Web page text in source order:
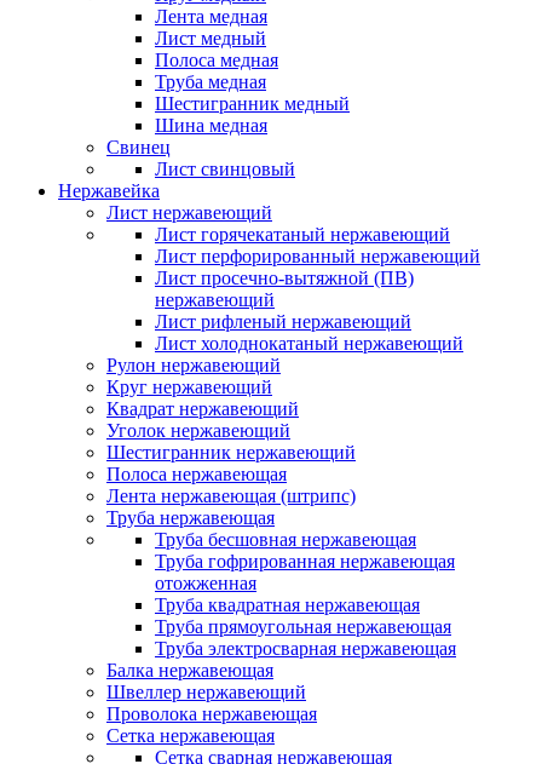
Лента медная
Лист медный
Полоса медная
Труба медная
Шестигранник медный
Шина медная
Свинец
Лист свинцовый
Нержавейка
Лист нержавеющий
Лист горячекатаный нержавеющий
Лист перфорированный нержавеющий
Лист просечно-вытяжной (ПВ)
нержавеющий
Лист рифленый нержавеющий
Лист холоднокатаный нержавеющий
Рулон нержавеющий
Круг нержавеющий
Квадрат нержавеющий
Уголок нержавеющий
Шестигранник нержавеющий
Полоса нержавеющая
Лента нержавеющая (штрипс)
Труба нержавеющая
Труба бесшовная нержавеющая
Труба гофрированная нержавеющая
отожженная
Труба квадратная нержавеющая
Труба прямоугольная нержавеющая
Труба электросварная нержавеющая
Балка нержавеющая
Швеллер нержавеющий
Проволока нержавеющая
Сетка нержавеющая
Сетка сварная нержавеющая